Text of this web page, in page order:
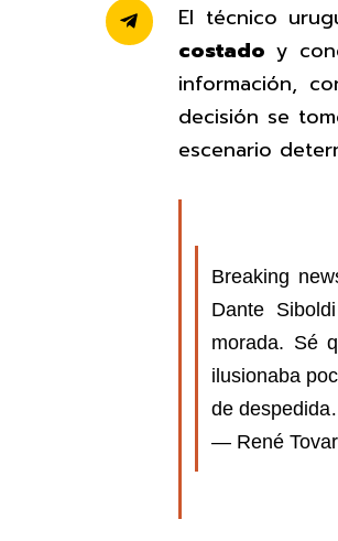
El técnico
costado y
información,
decisión se
escenario
Breaking
Dante
morada. Sé
ilusionaba
de
— René